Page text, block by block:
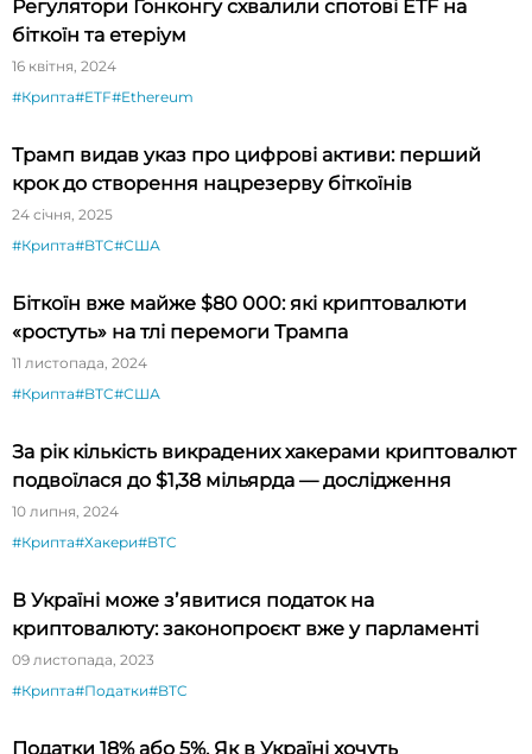
Регулятори Гонконгу схвалили спотові ETF на
біткоїн та етеріум
16 квітня, 2024
#Крипта#ETF#Ethereum
Трамп видав указ про цифрові активи: перший
крок до створення нацрезерву біткоїнів
24 січня, 2025
#Крипта#BTC#США
Біткоїн вже майже $80 000: які криптовалюти
«ростуть» на тлі перемоги Трампа
11 листопада, 2024
#Крипта#BTC#США
За рік кількість викрадених хакерами криптовалют
подвоїлася до $1,38 мільярда — дослідження
10 липня, 2024
#Крипта#Хакери#BTC
В Україні може зʼявитися податок на
криптовалюту: законопроєкт вже у парламенті
09 листопада, 2023
#Крипта#Податки#BTC
Податки 18% або 5%. Як в Україні хочуть